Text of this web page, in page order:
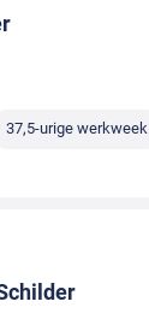
37,5-urige werkweek